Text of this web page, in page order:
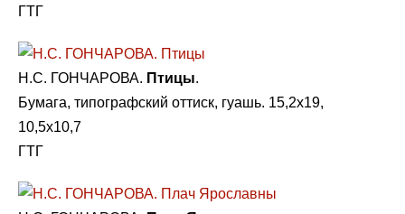
ГТГ
Н.С. ГОНЧАРОВА. Птицы.
Бумага, типографский оттиск, гуашь. 15,2х19,
10,5х10,7
ГТГ